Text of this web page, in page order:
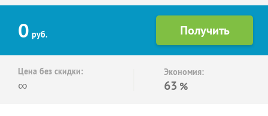
0 руб.
Цена без скидки:
∞
Экономия:
63 %